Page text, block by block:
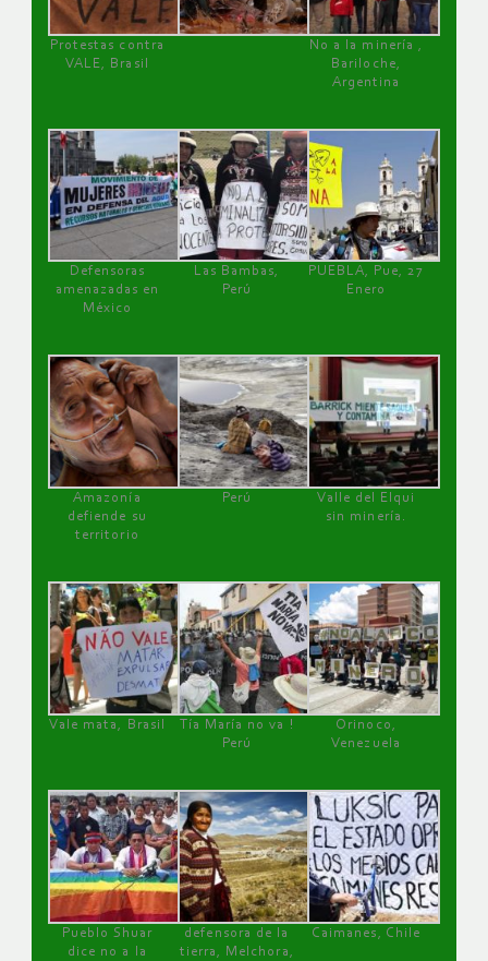
Protestas contra
VALE, Brasil
No a la minería ,
Bariloche,
Argentina
Defensoras
amenazadas en
México
Las Bambas,
Perú
PUEBLA, Pue, 27
Enero
Amazonía
defiende su
territorio
Perú
Valle del Elqui
sin minería.
Vale mata, Brasil
Tía María no va !
Perú
Orinoco,
Venezuela
Pueblo Shuar
dice no a la
defensora de la
tierra, Melchora,
Caimanes, Chile